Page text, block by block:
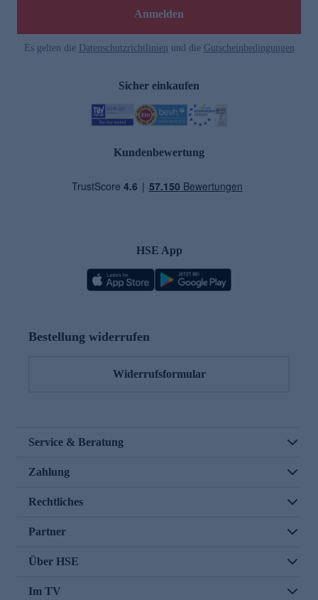
Anmelden
Es gelten die Datenschutzrichtlinien und die Gutscheinbedingungen
Sicher einkaufen
Kundenbewertung
HSE App
Bestellung widerrufen
Widerrufsformular
Service & Beratung
Zahlung
Rechtliches
Partner
Über HSE
Im TV